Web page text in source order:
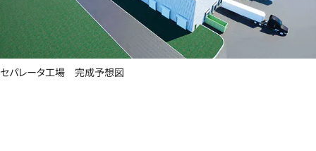
セパレータ工場 完成予想図